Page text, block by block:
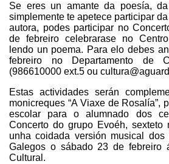
Se eres un amante da poesía,
simplemente te apetece participar
autora, podes participar no
de febreiro celebrarase no
lendo un poema. Para elo debes
febreiro no Departamento de
(986610000 ext.5 ou
Estas actividades serán
monicreques “A Viaxe de Rosalía”,
escolar para o alumnado dos
Concerto do grupo Evoéh, sexteto
unha coidada versión musical dos
Galegos o sábado 23 de febreiro
Cultural.